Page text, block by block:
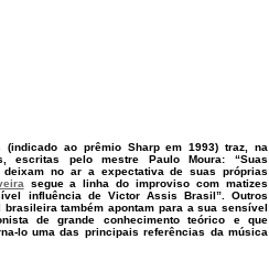
ao prêmio Sharp em 1993) traz, na
escritas pelo mestre Paulo Moura: “Suas
deixam no ar a expectativa de suas próprias
segue a linha do improviso com matizes
influência de Victor Assis Brasil”. Outros
também apontam para a sua sensível
de grande conhecimento teórico e que
lo uma das principais referências da música